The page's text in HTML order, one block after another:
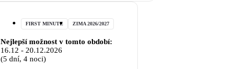
FIRST MINUTE ZIMA 2026/2027
Nejlepší možnost v tomto období:
16.12 - 20.12.2026
(5 dní, 4 noci)